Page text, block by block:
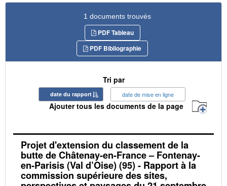
1 documents trouvés
PDF Tableau
PDF Bibliographie
Tri par
date du rapport date de mise en ligne
Ajouter tous les documents de la page
Projet d'extension du classement de la
butte de Châtenay-en-France – Fontenay-
en-Parisis (Val d’Oise) (95) - Rapport à la
commission supérieure des sites,